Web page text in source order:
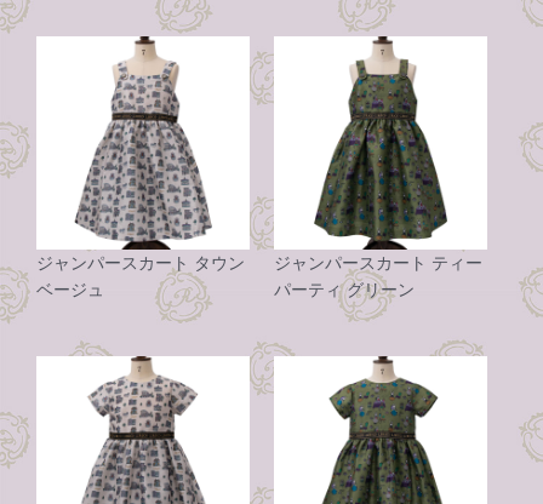
ジャンパースカート タウン
ベージュ
ジャンパースカート ティー
パーティ グリーン